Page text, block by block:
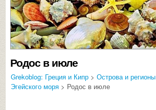
Родос в июле
Grekoblog: Греция и Кипр > Острова и регионы
Эгейского моря > Родос в июле